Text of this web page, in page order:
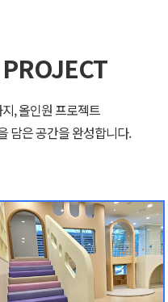
, 올인원 프로젝트
담은 공간을 완성합니다.